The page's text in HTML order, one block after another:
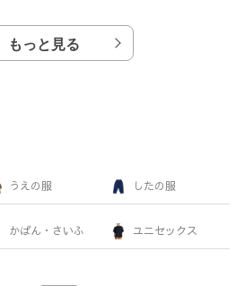
もっと見る
うえの服 したの服
かばん・さいふ ユニセックス